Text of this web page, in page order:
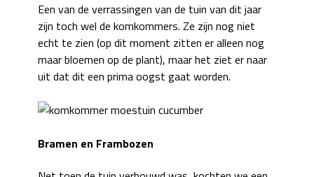
Een van de verrassingen van de tuin van dit jaar
zijn toch wel de komkommers. Ze zijn nog niet
echt te zien (op dit moment zitten er alleen nog
maar bloemen op de plant), maar het ziet er naar
uit dat dit een prima oogst gaat worden.
Bramen en Frambozen